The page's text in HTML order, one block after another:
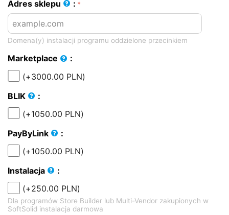
Adres sklepu
:
Domena(y) instalacji programu oddzielone przecinkiem
Marketplace
:
(+3000.00 PLN)
BLIK
:
(+1050.00 PLN)
PayByLink
:
(+1050.00 PLN)
Instalacja
:
(+250.00 PLN)
Dla programów Store Builder lub Multi-Vendor zakupionych w
SoftSolid instalacja darmowa